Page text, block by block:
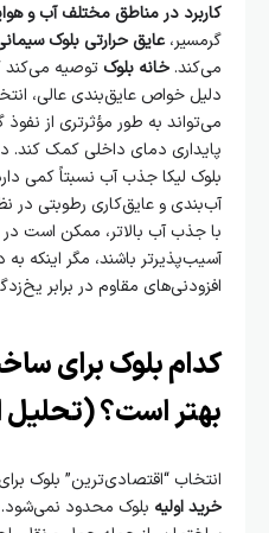
کاربرد در مناطق مختلف آب و
گرمسیر،عایق حرارتی بلوک
می‌کند. خانه بلوک توصیه می‌کند
دلیل خواص عایق‌بندی عالی،
می‌تواند به طور مؤثرتری از نفوذ
پایداری دمای داخلی کمک کند.
بلوک لیکا جذب آب نسبتاً کمی
آب‌بندی و عایق‌کاری رطوبتی در
با جذب آب بالاتر، ممکن است
آسیب‌پذیرتر باشند، مگر اینکه به
افزودنی‌های مقاوم در برابر
کدام بلوک برای
بهتر است؟
انتخاب “اقتصادی‌ترین” بلوک
خرید اولیه بلوک محدود نمی‌شود.